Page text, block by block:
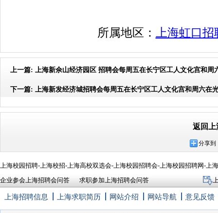
所属地区： 上海虹口
上一篇: 上海新佘山经济园区 招聘会每周五在长宁区工人文化宫和周
下一篇: 上海新发经济城招聘会每周五在长宁区工人文化宫和周六在
返回上
分享到
上海校园招聘-上海校招-上海高校双选会-上海校园招聘会-上海校园招聘网-上
企业参会上海招聘会问答 求职参加上海招聘会问答
上海招聘信息 上海求职简历 网站介绍 网站导航 意见反馈